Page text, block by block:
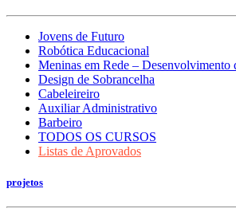
Jovens de Futuro
Robótica Educacional
Meninas em Rede – Desenvolvimento
Design de Sobrancelha
Cabeleireiro
Auxiliar Administrativo
Barbeiro
TODOS OS CURSOS
Listas de Aprovados
projetos